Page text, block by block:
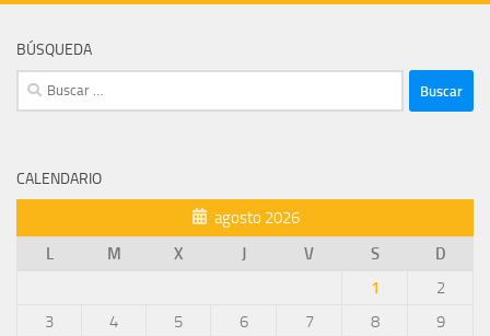
BÚSQUEDA
Buscar:
CALENDARIO
agosto 2026
L
M X J V S
D
1
2
3
4 5 6 7 8
9